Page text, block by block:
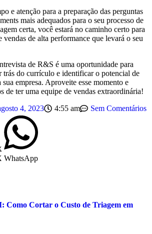
e atenção para a preparação das perguntas
mais adequados para o seu processo de
certa, você estará no caminho certo para
vendas de alta performance que levará o seu
de R&S é uma oportunidade para
trás do currículo e identificar o potencial de
empresa. Aproveite esse momento e
de ter uma equipe de vendas extraordinária!
4, 2023 4:55 am Sem Comentários
WhatsApp
Como Cortar o Custo de Triagem em